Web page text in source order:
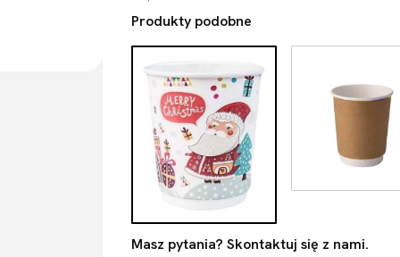
Produkty podobne
Masz pytania? Skontaktuj się z nami.